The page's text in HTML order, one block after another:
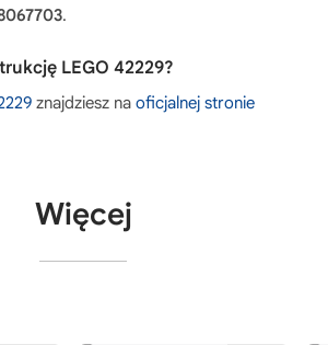
.
LEGO 42229?
znajdziesz na oficjalnej stronie
Więcej